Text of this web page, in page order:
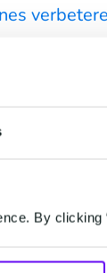
By clicking
een of